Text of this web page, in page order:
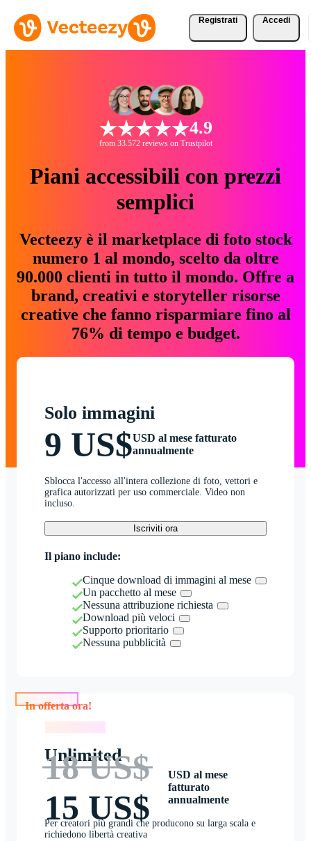
Registrati Accedi
4.9
from 33.572 reviews on Trustpilot
Piani accessibili con prezzi
semplici
Vecteezy è il marketplace di foto stock
numero 1 al mondo, scelto da oltre
90.000 clienti in tutto il mondo. Offre a
brand, creativi e storyteller risorse
creative che fanno risparmiare fino al
76% di tempo e budget.
Solo immagini
9 US$USD al mese fatturato
annualmente
Sblocca l'accesso all'intera collezione di foto, vettori e
grafica autorizzati per uso commerciale. Video non
incluso.
Iscriviti ora
Il piano include:
Cinque download di immagini al mese
Un pacchetto al mese
Nessuna attribuzione richiesta
Download più veloci
Supporto prioritario
Nessuna pubblicità
Unlimited
18 US$
15 US$
USD al mese
fatturato
annualmente
Per creatori più grandi che producono su larga scala e
richiedono libertà creativa